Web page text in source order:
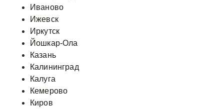
Иваново
Ижевск
Иркутск
Йошкар-Ола
Казань
Калининград
Калуга
Кемерово
Киров